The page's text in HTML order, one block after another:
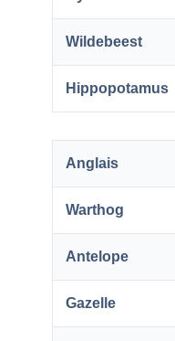
Wildebeest
Hippopotamus
Anglais
Warthog
Antelope
Gazelle